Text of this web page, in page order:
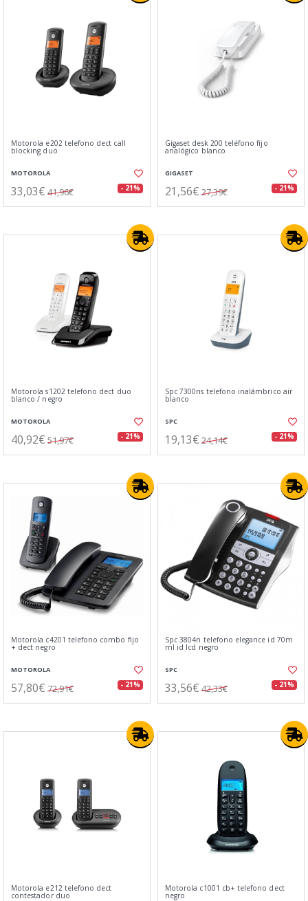
Motorola e202 telefono dect call
blocking duo
MOTOROLA
33,03€ 41,96€ - 21%
Gigaset desk 200 teléfono fijo
analógico blanco
GIGASET
21,56€ 27,39€ - 21%
Motorola s1202 telefono dect duo
blanco / negro
MOTOROLA
40,92€ 51,97€ - 21%
Spc 7300ns telefono inalámbrico air
blanco
SPC
19,13€ 24,14€ - 21%
Motorola c4201 telefono combo fijo
+ dect negro
MOTOROLA
57,80€ 72,91€ - 21%
Spc 3804n telefono elegance id 70m
ml id lcd negro
SPC
33,56€ 42,33€ - 21%
Motorola e212 telefono dect
contestador duo
Motorola c1001 cb+ telefono dect
negro